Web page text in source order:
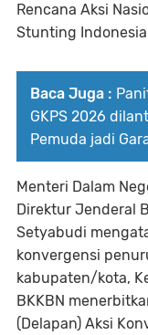
Rencana Aksi
Stunting Indonesia
Baca Juga :
GKPS 2026
Pemuda jadi
Menteri Dalam
Direktur Jenderal
Setyabudi
konvergensi
kabupaten/kota,
BKKBN
(Delapan) Aksi